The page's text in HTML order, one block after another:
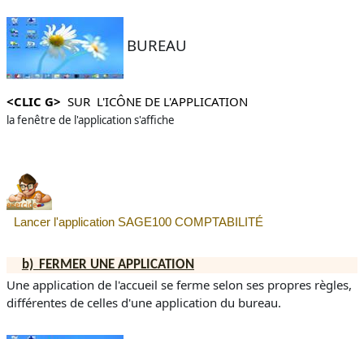
BUREAU
<CLIC G> SUR L'ICÔNE DE L'APPLICATION
la fenêtre de l'application s'affiche
Lancer l'application SAGE100 COMPTABILITÉ
b) FERMER UNE APPLICATION
Une application de l'accueil se ferme selon ses propres règles,
différentes de celles d'une application du bureau.